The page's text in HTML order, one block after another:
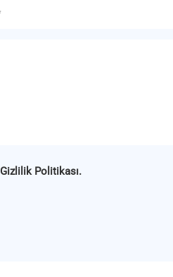
Gizlilik Politikası.